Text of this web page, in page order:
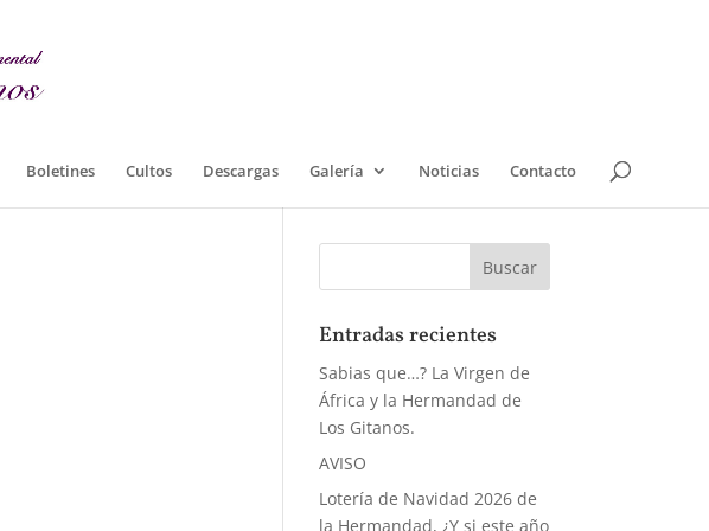
Boletines Cultos Descargas Galería Noticias Contacto
Entradas recientes
Sabias que…? La Virgen de
África y la Hermandad de
Los Gitanos.
AVISO
Lotería de Navidad 2026 de
la Hermandad, ¿Y si este año